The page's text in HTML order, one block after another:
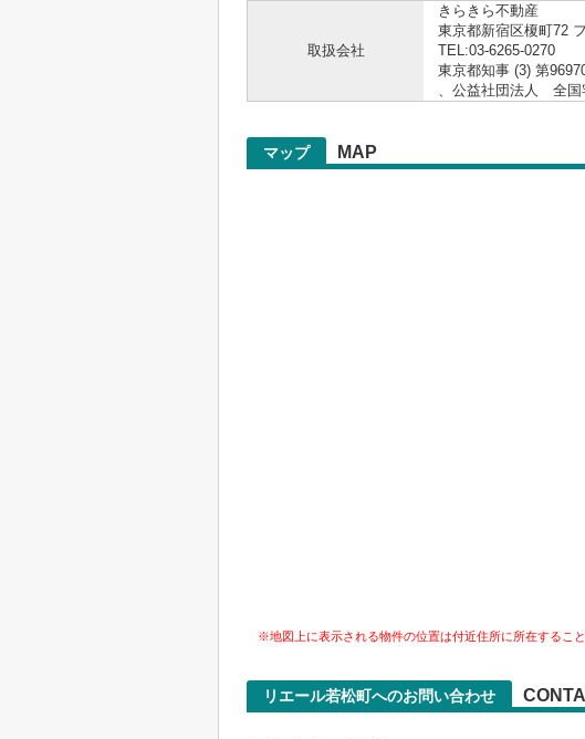
取扱会社
きらきら不動産
東京都新宿区榎町72
TEL:03-6265-0270
東京都知事 (3) 第
、公益社団法人 全
マップ MAP
※地図上に表示される物件の位置は付近住所に所在するこ
リエール若松町へのお問い合わせ